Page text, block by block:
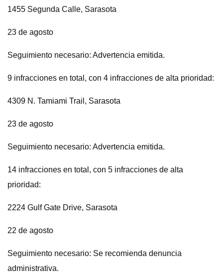
1455 Segunda Calle, Sarasota
23 de agosto
Seguimiento necesario: Advertencia emitida.
9 infracciones en total, con 4 infracciones de alta prioridad:
4309 N. Tamiami Trail, Sarasota
23 de agosto
Seguimiento necesario: Advertencia emitida.
14 infracciones en total, con 5 infracciones de alta
prioridad:
2224 Gulf Gate Drive, Sarasota
22 de agosto
Seguimiento necesario: Se recomienda denuncia
administrativa.